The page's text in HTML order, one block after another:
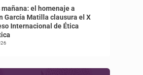
mañana: el homenaje a
García Matilla clausura el X
Internacional de Ética